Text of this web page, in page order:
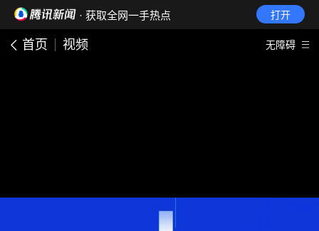
· 获取全网一手热点 打开
首页 视频 无障碍